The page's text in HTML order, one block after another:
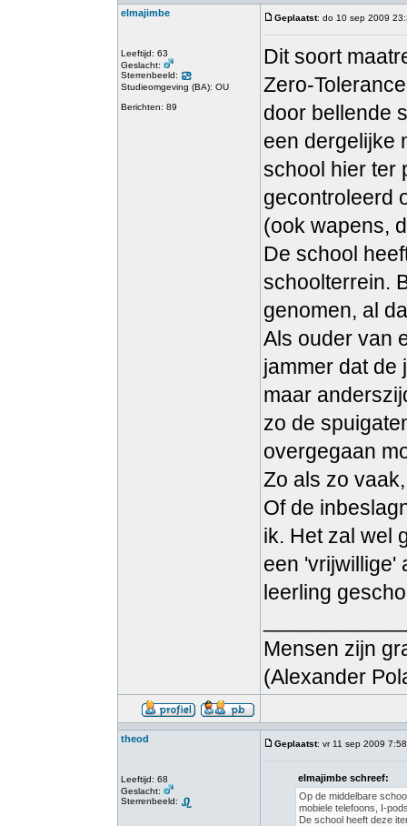
elmajimbe
Leeftijd: 63
Geslacht:
Sterrenbeeld:
Studieomgeving (BA): OU
Berichten: 89
Geplaatst: do 10 sep 2009
Dit soort
Zero-
door bellende
een dergelijke
school hier ter
gecontroleerd
(ook wapens,
De school
schoolterrein.
genomen, al
Als ouder van
jammer dat de
maar
zo de
overgegaan
Zo als zo
Of de
ik. Het zal wel
een 'vrijwillige'
leerling
Mensen zijn
(Alexander
theod
Leeftijd: 68
Geslacht:
Sterrenbeeld:
Geplaatst: vr 11 sep 2009 7:58
elmajimbe schreef:
Op de middelbare
mobiele telefoons, I-
De school heeft deze